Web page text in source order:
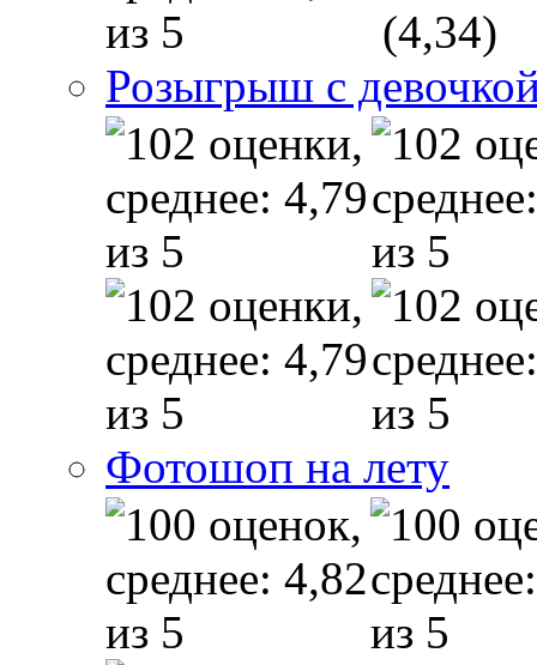
(4,34)
Розыгрыш с
Фотошоп на лету